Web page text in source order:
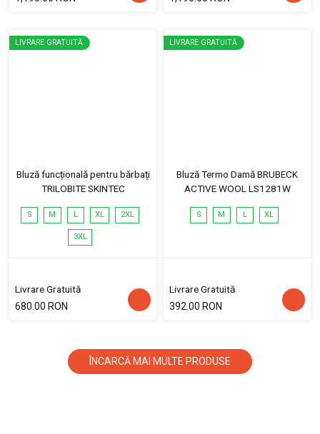
LIVRARE GRATUITĂ
Bluză funcțională pentru bărbați
TRILOBITE SKINTEC
S M L XL 2XL
3XL
Livrare Gratuită
680.00 RON
LIVRARE GRATUITĂ
Bluză Termo Damă BRUBECK
ACTIVE WOOL LS1281W
S M L XL
Livrare Gratuită
392.00 RON
ÎNCARCĂ MAI MULTE PRODUSE